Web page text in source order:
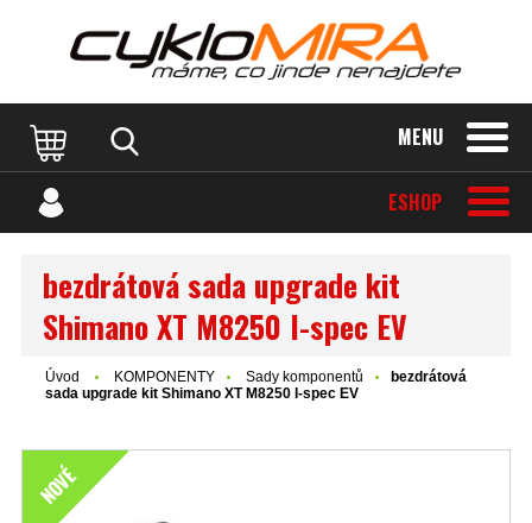
MENU
ESHOP
bezdrátová sada upgrade kit
Shimano XT M8250 I-spec EV
Úvod KOMPONENTY Sady komponentů
bezdrátová
sada upgrade kit Shimano XT M8250 I-spec EV
NOVÉ